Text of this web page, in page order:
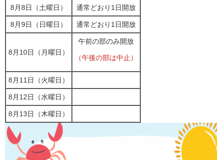
8月8日（土曜日） 通常どおり1日開放
8月9日（日曜日） 通常どおり1日開放
8月10日（月曜日）
午前の部のみ開放
（午後の部は中止）
8月11日（火曜日）
8月12日（水曜日）
8月13日（木曜日）